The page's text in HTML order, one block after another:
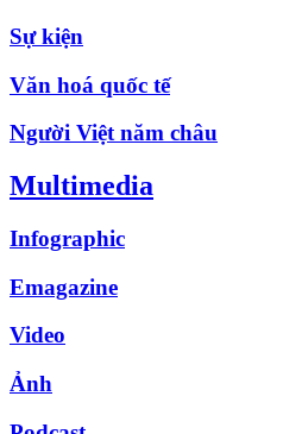
Sự kiện
Văn hoá quốc tế
Người Việt năm châu
Multimedia
Infographic
Emagazine
Video
Ảnh